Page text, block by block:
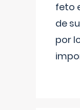
feto
de
por